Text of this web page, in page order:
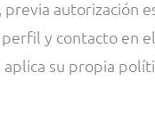
autorización
y contacto en
su propia